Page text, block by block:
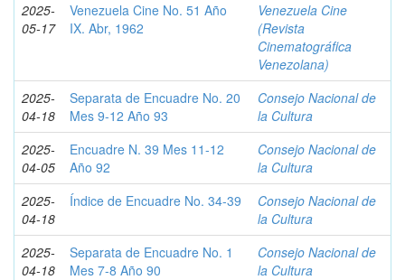
2025-
05-17
Venezuela Cine No. 51 Año
IX. Abr, 1962
Venezuela Cine
(Revista
Cinematográfica
Venezolana)
2025-
04-18
Separata de Encuadre No. 20
Mes 9-12 Año 93
Consejo Nacional de
la Cultura
2025-
04-05
Encuadre N. 39 Mes 11-12
Año 92
Consejo Nacional de
la Cultura
2025-
04-18
Índice de Encuadre No. 34-39
Consejo Nacional de
la Cultura
2025-
04-18
Separata de Encuadre No. 1
Mes 7-8 Año 90
Consejo Nacional de
la Cultura